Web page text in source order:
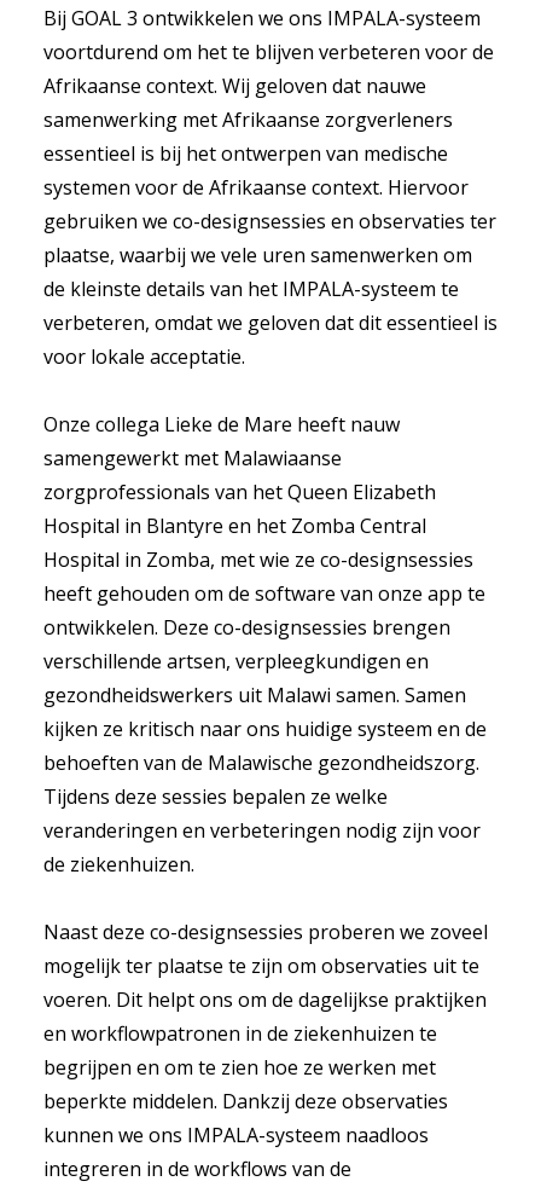
Bij GOAL 3 ontwikkelen we ons IMPALA-systeem
voortdurend om het te blijven verbeteren voor de
Afrikaanse context. Wij geloven dat nauwe
samenwerking met Afrikaanse zorgverleners
essentieel is bij het ontwerpen van medische
systemen voor de Afrikaanse context. Hiervoor
gebruiken we co-designsessies en observaties ter
plaatse, waarbij we vele uren samenwerken om
de kleinste details van het IMPALA-systeem te
verbeteren, omdat we geloven dat dit essentieel is
voor lokale acceptatie.
Onze collega Lieke de Mare heeft nauw
samengewerkt met Malawiaanse
zorgprofessionals van het Queen Elizabeth
Hospital in Blantyre en het Zomba Central
Hospital in Zomba, met wie ze co-designsessies
heeft gehouden om de software van onze app te
ontwikkelen. Deze co-designsessies brengen
verschillende artsen, verpleegkundigen en
gezondheidswerkers uit Malawi samen. Samen
kijken ze kritisch naar ons huidige systeem en de
behoeften van de Malawische gezondheidszorg.
Tijdens deze sessies bepalen ze welke
veranderingen en verbeteringen nodig zijn voor
de ziekenhuizen.
Naast deze co-designsessies proberen we zoveel
mogelijk ter plaatse te zijn om observaties uit te
voeren. Dit helpt ons om de dagelijkse praktijken
en workflowpatronen in de ziekenhuizen te
begrijpen en om te zien hoe ze werken met
beperkte middelen. Dankzij deze observaties
kunnen we ons IMPALA-systeem naadloos
integreren in de workflows van de